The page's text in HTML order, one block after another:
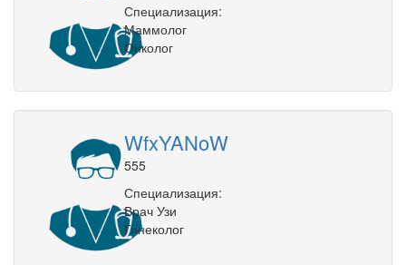
Специализация:
Маммолог
Онколог
WfxYANoW
555
Специализация:
Врач Узи
Гинеколог